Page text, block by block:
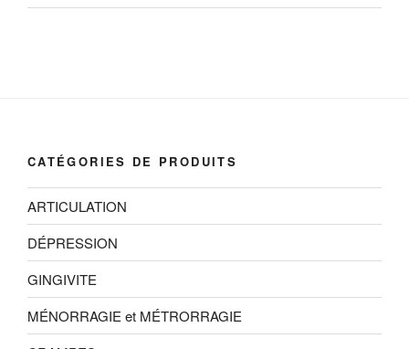
CATÉGORIES DE PRODUITS
ARTICULATION
DÉPRESSION
GINGIVITE
MÉNORRAGIE et MÉTRORRAGIE